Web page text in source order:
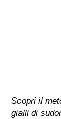
Scopri il
gialli di